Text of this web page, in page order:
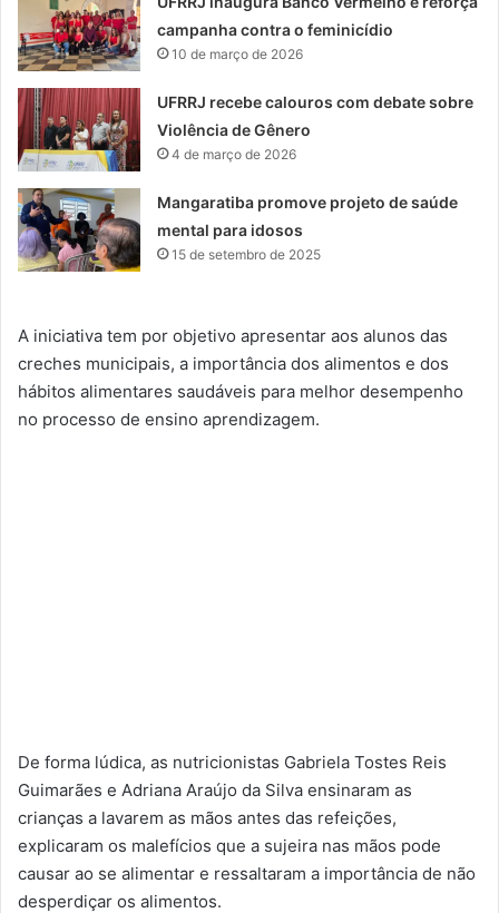
campanha contra o feminicídio
10 de março de 2026
UFRRJ recebe calouros com debate sobre
Violência de Gênero
4 de março de 2026
Mangaratiba promove projeto de saúde
mental para idosos
15 de setembro de 2025
A iniciativa tem por objetivo apresentar aos alunos das
creches municipais, a importância dos alimentos e dos
hábitos alimentares saudáveis para melhor desempenho
no processo de ensino aprendizagem.
De forma lúdica, as nutricionistas Gabriela Tostes Reis
Guimarães e Adriana Araújo da Silva ensinaram as
crianças a lavarem as mãos antes das refeições,
explicaram os malefícios que a sujeira nas mãos pode
causar ao se alimentar e ressaltaram a importância de não
desperdiçar os alimentos.